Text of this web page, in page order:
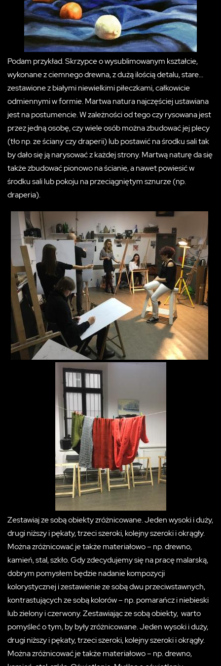
Podam przykład. Skrzypce o wysublimowanym kształcie,
wykonane z ciemnego drewna, z dużą ilością detalu, stare...
zestawione z białymi niewielkimi piłeczkami, całkowicie
odmiennymi w formie. Martwa natura najczęściej ustawiana
jest na postumencie. W zależności od tego czy rysowana jest
przez jedną osobę, czy wiele osób można zbudować jej plecy
(tło np. ze ściany czy draperii) lub postawić na środku sali tak
by dało się ją narysować z każdej strony. Martwą naturę da się
także zbudować pionowo na ścianie, a nawet powiesić w
środku sali lub pokoju na przeciągniętym sznurze (np.
draperia).
Zestawiaj ze sobą obiekty zróżnicowane. Jeden wysoki i duży,
drugi niższy i pękaty, trzeci szeroki, kolejny szeroki i okrągły.
Można zróżnicować je także materiałowo – np. drewno,
kamień, stal, szkło. Gdy zdecydujemy się na pracę malarską,
dobrym pomysłem będzie nadanie kompozycji
kolorystycznej i zestawienie ze sobą dwu przeciwstawnych,
kontrastujących ze sobą kolorów – np. pomarańcz i niebieski
lub zielony i czerwony. Zestawiając ze sobą obiekty, warto
pomyśleć o tym, by były zróżnicowane. Jeden wysoki i duży,
drugi niższy i pękaty, trzeci szeroki, kolejny szeroki i okrągły.
Można zróżnicować je także materiałowo – np. drewno,